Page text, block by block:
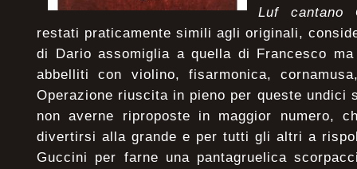
Luf cantano
restati praticamente simili agli originali,
di Dario assomiglia a quella di Francesco
abbelliti con violino, fisarmonica,
Operazione riuscita in pieno per queste undici
non averne riproposte in maggior numero,
divertirsi alla grande e per tutti gli altri a
Guccini per farne una pantagruelica